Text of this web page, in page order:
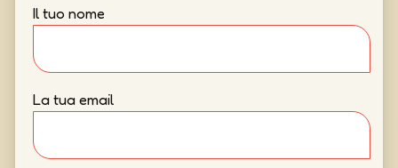
Il tuo nome
La tua email